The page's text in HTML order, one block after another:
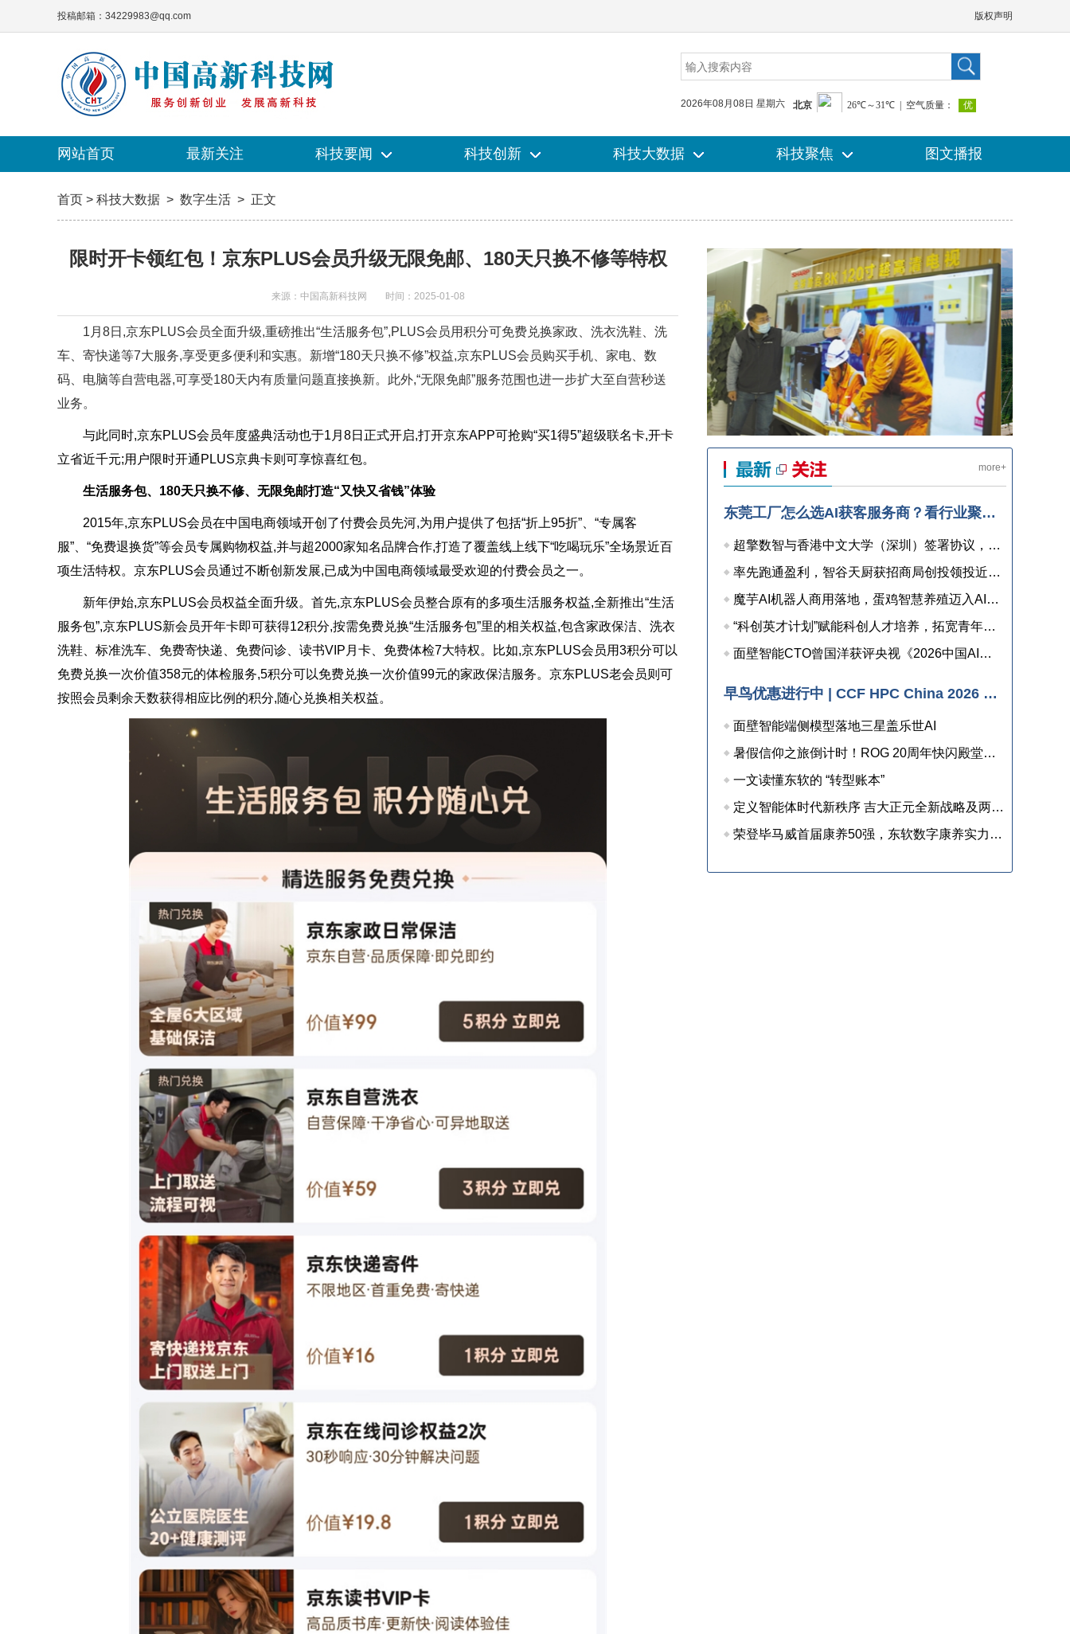
投稿邮箱：34229983@qq.com 版权声明
2026年08月08日 星期六
网站首页
网站首页 最新关注
最新关注 科技要闻
科技要闻 科技创新
科技创新 科技大数据
科技大数据 科技聚焦
科技聚焦 图文播报
图文播报
首页 > 科技大数据 > 数字生活 > 正文
限时开卡领红包！京东PLUS会员升级无限免邮、180天只换不修等特权
来源：中国高新科技网 时间：2025-01-08
1月8日,京东PLUS会员全面升级,重磅推出“生活服务包”,PLUS会员用积分可免费兑换家政、洗衣洗鞋、洗
车、寄快递等7大服务,享受更多便利和实惠。新增“180天只换不修”权益,京东PLUS会员购买手机、家电、数
码、电脑等自营电器,可享受180天内有质量问题直接换新。此外,“无限免邮”服务范围也进一步扩大至自营秒送
业务。
与此同时,京东PLUS会员年度盛典活动也于1月8日正式开启,打开京东APP可抢购“买1得5”超级联名卡,开卡
立省近千元;用户限时开通PLUS京典卡则可享惊喜红包。
生活服务包、180天只换不修、无限免邮打造“又快又省钱”体验
2015年,京东PLUS会员在中国电商领域开创了付费会员先河,为用户提供了包括“折上95折”、“专属客
服”、“免费退换货”等会员专属购物权益,并与超2000家知名品牌合作,打造了覆盖线上线下“吃喝玩乐”全场景近百
项生活特权。京东PLUS会员通过不断创新发展,已成为中国电商领域最受欢迎的付费会员之一。
新年伊始,京东PLUS会员权益全面升级。首先,京东PLUS会员整合原有的多项生活服务权益,全新推出“生活
服务包”,京东PLUS新会员开年卡即可获得12积分,按需免费兑换“生活服务包”里的相关权益,包含家政保洁、洗衣
洗鞋、标准洗车、免费寄快递、免费问诊、读书VIP月卡、免费体检7大特权。比如,京东PLUS会员用3积分可以
免费兑换一次价值358元的体检服务,5积分可以免费兑换一次价值99元的家政保洁服务。京东PLUS老会员则可
按照会员剩余天数获得相应比例的积分,随心兑换相关权益。
more+
东莞工厂怎么选AI获客服务商？看行业聚焦、方法论、安全承诺与表达方式四点
超擎数智与香港中文大学（深圳）签署协议，共建人工智能和边缘计算联合实验室，打造产学研用协同创新高地
率先跑通盈利，智谷天厨获招商局创投领投近亿元融资
魔芋AI机器人商用落地，蛋鸡智慧养殖迈入AI检测时代
“科创英才计划”赋能科创人才培养，拓宽青年职业发展新通道
面壁智能CTO曾国洋获评央视《2026中国AI盛典》“年度AI人物”
早鸟优惠进行中 | CCF HPC China 2026 注册已开启
面壁智能端侧模型落地三星盖乐世AI
暑假信仰之旅倒计时！ROG 20周年快闪殿堂收官在即，尖货装备等你来战
一文读懂东软的 “转型账本”
定义智能体时代新秩序 吉大正元全新战略及两大新品重磅发布
荣登毕马威首届康养50强，东软数字康养实力获权威认可